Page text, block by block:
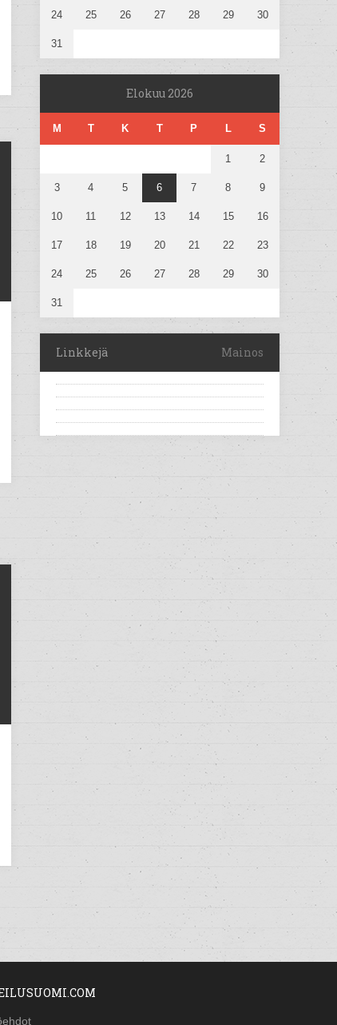
24 25 26 27 28 29 30
31
Elokuu 2026
M T K T P L S
1 2
3 4 5 6 7 8 9
10 11 12 13 14 15 16
17 18 19 20 21 22 23
24 25 26 27 28 29 30
31
Linkkejä Mainos